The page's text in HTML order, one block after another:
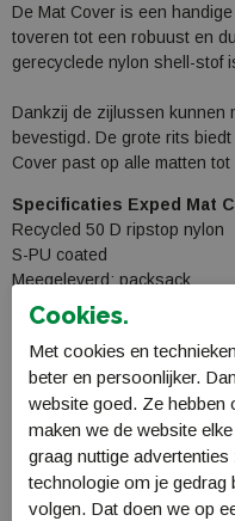
De Mat Cover is een
toveren tot een robuust en
gerecyclede nylon shell-stof
Dankzij de zijlussen kunnen
bevestigd. De grote rits
Cover past op alle matten
Specificaties Exped Mat
Recycled 50 D ripstop nylon
S-PU coated
Meegeleverd: packsack
LW: 225 gram
Specificaties
Bestellen en Betalen
Verzending en levering
Retourneren
Cookies.
Met cookies en
beter en persoonlijker.
website goed. Ze hebben
maken we de website
graag nuttige
technologie om je gedrag
volgen. Dat doen we op